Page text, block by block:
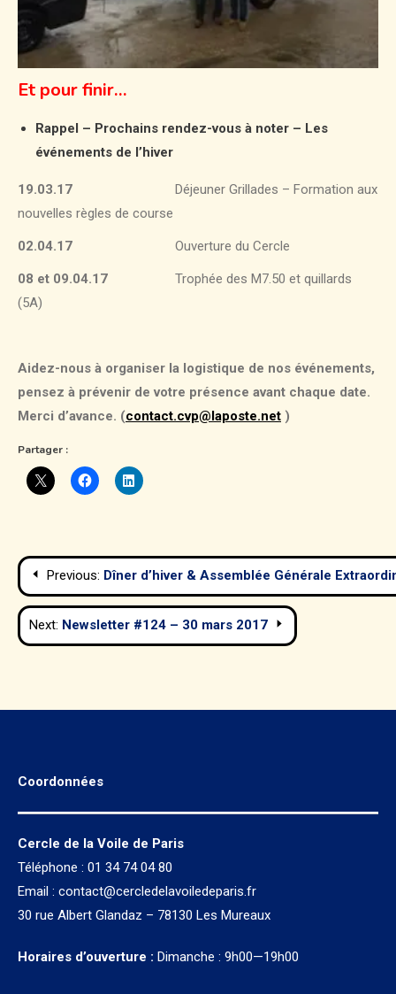
Et pour finir…
Rappel – Prochains rendez-vous à noter – Les
événements de l’hiver
19.03.17 Déjeuner Grillades – Formation aux
nouvelles règles de course
02.04.17 Ouverture du Cercle
08 et 09.04.17 Trophée des M7.50 et quillards
(5A)
Aidez-nous à organiser la logistique de nos événements,
pensez à prévenir de votre présence avant chaque date.
Merci d’avance. (contact.cvp@laposte.net )
Partager :
Navigation
de
l’article
Previous: Dîner d’hiver & Assemblée Générale
Next: Newsletter #124 – 30 mars 2017
Coordonnées
Cercle de la Voile de Paris
Téléphone : 01 34 74 04 80
Email : contact@cercledelavoiledeparis.fr
30 rue Albert Glandaz – 78130 Les Mureaux
Horaires d’ouverture : Dimanche : 9h00—19h00